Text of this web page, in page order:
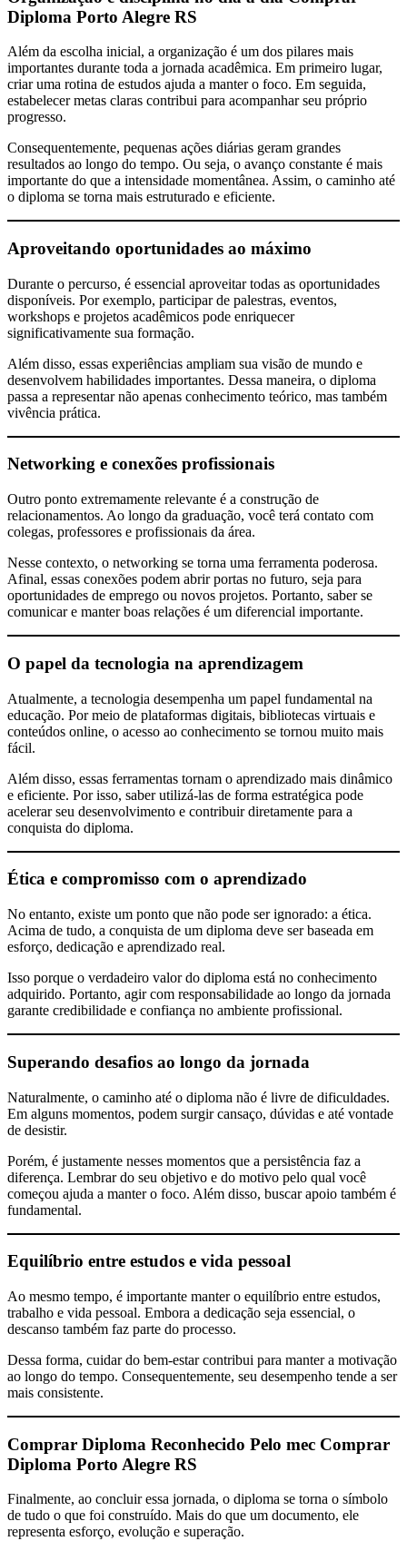
Diploma Porto Alegre RS
Além da escolha inicial, a organização é um dos pilares mais
importantes durante toda a jornada acadêmica. Em primeiro lugar,
criar uma rotina de estudos ajuda a manter o foco. Em seguida,
estabelecer metas claras contribui para acompanhar seu próprio
progresso.
Consequentemente, pequenas ações diárias geram grandes
resultados ao longo do tempo. Ou seja, o avanço constante é mais
importante do que a intensidade momentânea. Assim, o caminho até
o diploma se torna mais estruturado e eficiente.
Aproveitando oportunidades ao máximo
Durante o percurso, é essencial aproveitar todas as oportunidades
disponíveis. Por exemplo, participar de palestras, eventos,
workshops e projetos acadêmicos pode enriquecer
significativamente sua formação.
Além disso, essas experiências ampliam sua visão de mundo e
desenvolvem habilidades importantes. Dessa maneira, o diploma
passa a representar não apenas conhecimento teórico, mas também
vivência prática.
Networking e conexões profissionais
Outro ponto extremamente relevante é a construção de
relacionamentos. Ao longo da graduação, você terá contato com
colegas, professores e profissionais da área.
Nesse contexto, o networking se torna uma ferramenta poderosa.
Afinal, essas conexões podem abrir portas no futuro, seja para
oportunidades de emprego ou novos projetos. Portanto, saber se
comunicar e manter boas relações é um diferencial importante.
O papel da tecnologia na aprendizagem
Atualmente, a tecnologia desempenha um papel fundamental na
educação. Por meio de plataformas digitais, bibliotecas virtuais e
conteúdos online, o acesso ao conhecimento se tornou muito mais
fácil.
Além disso, essas ferramentas tornam o aprendizado mais dinâmico
e eficiente. Por isso, saber utilizá-las de forma estratégica pode
acelerar seu desenvolvimento e contribuir diretamente para a
conquista do diploma.
Ética e compromisso com o aprendizado
No entanto, existe um ponto que não pode ser ignorado: a ética.
Acima de tudo, a conquista de um diploma deve ser baseada em
esforço, dedicação e aprendizado real.
Isso porque o verdadeiro valor do diploma está no conhecimento
adquirido. Portanto, agir com responsabilidade ao longo da jornada
garante credibilidade e confiança no ambiente profissional.
Superando desafios ao longo da jornada
Naturalmente, o caminho até o diploma não é livre de dificuldades.
Em alguns momentos, podem surgir cansaço, dúvidas e até vontade
de desistir.
Porém, é justamente nesses momentos que a persistência faz a
diferença. Lembrar do seu objetivo e do motivo pelo qual você
começou ajuda a manter o foco. Além disso, buscar apoio também é
fundamental.
Equilíbrio entre estudos e vida pessoal
Ao mesmo tempo, é importante manter o equilíbrio entre estudos,
trabalho e vida pessoal. Embora a dedicação seja essencial, o
descanso também faz parte do processo.
Dessa forma, cuidar do bem-estar contribui para manter a motivação
ao longo do tempo. Consequentemente, seu desempenho tende a ser
mais consistente.
Comprar Diploma Reconhecido Pelo mec Comprar
Diploma Porto Alegre RS
Finalmente, ao concluir essa jornada, o diploma se torna o símbolo
de tudo o que foi construído. Mais do que um documento, ele
representa esforço, evolução e superação.